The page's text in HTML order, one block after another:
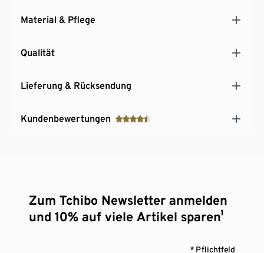
Material & Pflege
Qualität
Lieferung & Rücksendung
Kundenbewertungen
Zum Tchibo Newsletter anmelden
und 10% auf viele Artikel sparen¹
* Pflichtfeld